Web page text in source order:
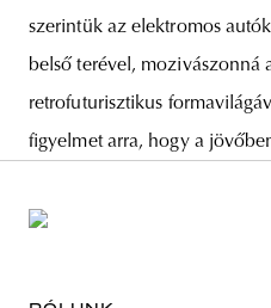
szerintük az elektromos
belső terével, mozivászonná
retrofuturisztikus
figyelmet arra, hogy a